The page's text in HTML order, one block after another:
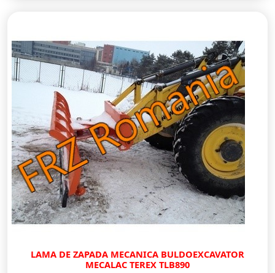
LAMA DE ZAPADA MECANICA BULDOEXCAVATOR
MECALAC TEREX TLB890